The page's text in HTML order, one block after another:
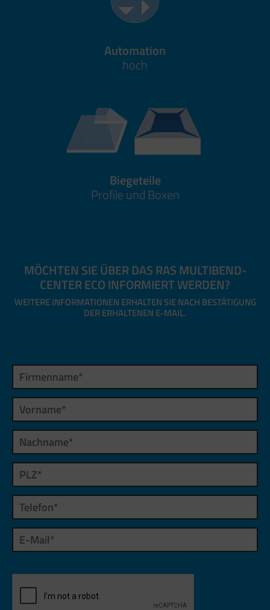
Automation
hoch
Biegeteile
Profile und Boxen
MÖCHTEN SIE ÜBER DAS RAS MULTIBEND-
CENTER ECO INFORMIERT WERDEN?
WEITERE INFORMATIONEN ERHALTEN SIE NACH BESTÄTIGUNG
DER ERHALTENEN E-MAIL.